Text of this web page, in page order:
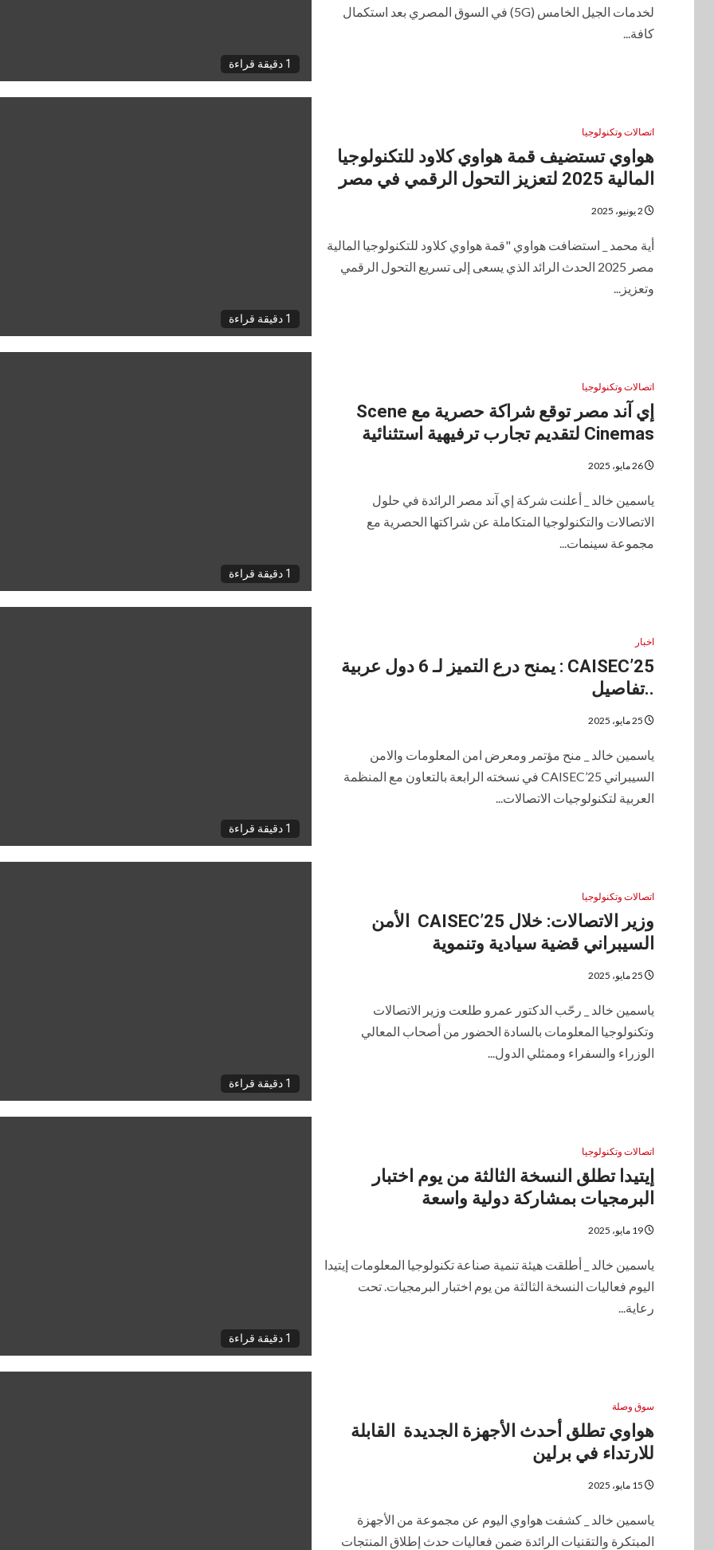
1 دقيقة قراءة
لخدمات الجيل الخامس (5G) في السوق المصري بعد استكمال
كافة...
1 دقيقة قراءة
اتصالات وتكنولوجيا
هواوي تستضيف قمة هواوي كلاود للتكنولوجيا
المالية 2025 لتعزيز التحول الرقمي في مصر
أية محمد _ استضافت هواوي "قمة هواوي كلاود للتكنولوجيا المالية
مصر 2025 الحدث الرائد الذي يسعى إلى تسريع التحول الرقمي
وتعزيز...
1 دقيقة قراءة
اتصالات وتكنولوجيا
إي آند مصر توقع شراكة حصرية مع Scene
Cinemas لتقديم تجارب ترفيهية استثنائية
26 مايو، 2025
ياسمين خالد _ أعلنت شركة إي آند مصر الرائدة في حلول
الاتصالات والتكنولوجيا المتكاملة عن شراكتها الحصرية مع
مجموعة سينمات...
1 دقيقة قراءة
اخبار
CAISEC’25 : يمنح درع التميز لـ 6 دول عربية
..تفاصيل
ياسمين خالد _ منح مؤتمر ومعرض امن المعلومات والامن
السيبراني CAISEC’25 في نسخته الرابعة بالتعاون مع المنظمة
العربية لتكنولوجيات الاتصالات...
1 دقيقة قراءة
اتصالات وتكنولوجيا
وزير الاتصالات: خلال CAISEC’25 الأمن
السيبراني قضية سيادية وتنموية
ياسمين خالد _ رحّب الدكتور عمرو طلعت وزير الاتصالات
وتكنولوجيا المعلومات بالسادة الحضور من أصحاب المعالي
الوزراء والسفراء وممثلي الدول...
1 دقيقة قراءة
اتصالات وتكنولوجيا
إيتيدا تطلق النسخة الثالثة من يوم اختبار
البرمجيات بمشاركة دولية واسعة
19 مايو، 2025
ياسمين خالد _ أطلقت هيئة تنمية صناعة تكنولوجيا المعلومات إيتيدا
اليوم فعاليات النسخة الثالثة من يوم اختبار البرمجيات. تحت
رعاية...
سوق وصلة
هواوي تطلق أحدث الأجهزة الجديدة القابلة
للارتداء في برلين
ياسمين خالد _ كشفت هواوي اليوم عن مجموعة من الأجهزة
المبتكرة والتقنيات الرائدة ضمن فعاليات حدث إطلاق المنتجات